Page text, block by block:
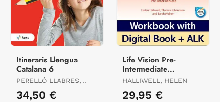
Itineraris Llengua
Catalana 6
PERELLÓ LLABRES,
AINA
34,50 €
Life Vision Pre-
Intermediate
Workbook
HALLIWELL, HELEN
29,95 €